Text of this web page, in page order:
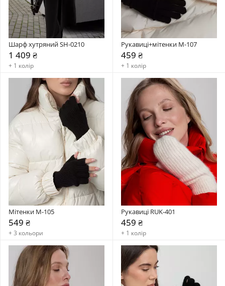
Шарф хутряний SH-0210
1 409 ₴
+ 1 колір
Рукавиці+мітенки М-107
459 ₴
+ 1 колір
Мітенки M-105
549 ₴
+ 3 кольори
Рукавиці RUK-401
459 ₴
+ 1 колір